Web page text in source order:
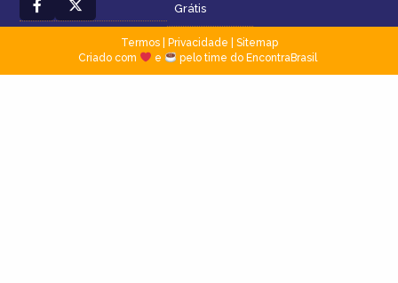
Grátis
Termos| Privacidade
Sitemap
Criado com
e pelo time do EncontraBrasil